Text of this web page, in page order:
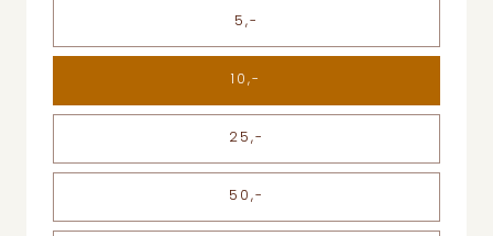
5,-
10,-
25,-
50,-